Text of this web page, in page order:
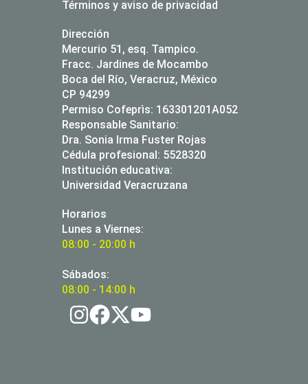
Términos y aviso de privacidad
Dirección
Mercurio 51, esq. Tampico.
Fracc. Jardines de Mocambo
Boca del Río, Veracruz, México
CP 94299
Permiso Cofeprìs: 163301201A052
Responsable Sanitario:
Dra. Sonia Irma Fuster Rojas
Cédula profesional: 5528320
Institución educativa:
Universidad Veracruzana
Horarios
Lunes a Viernes:
08:00 - 20:00 h
Sábados:
08:00 - 14:00 h